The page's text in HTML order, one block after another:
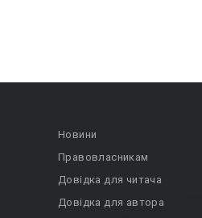
Новини
Правовласникам
Довідка для читача
Довідка для автора